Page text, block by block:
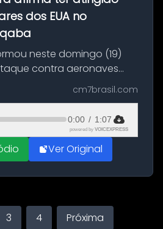
dos EUA no
neste domingo (19)
contra aeronaves
Unidos estacionadas no
na Jordânia, durante a
Nasr 2. A...
cm7brasil.com
0:00 / 1:07
powered by VOICEXPRESS
Ver Original
3 4 Próxima